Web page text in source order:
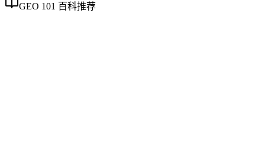
GEO 101 百科推荐